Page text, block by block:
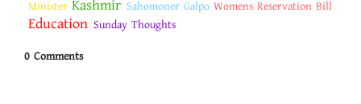
Minister Kashmir Sahomoner Galpo Womens Reservation Bill
Education Sunday Thoughts
0 Comments